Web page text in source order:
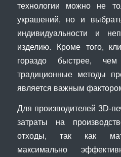
технологии можно не
украшений, но и
индивидуальности и
изделию. Кроме того,
гораздо быстрее,
традиционные методы
является важным
Для производителей 3D-
затраты на
отходы, так как
максимально